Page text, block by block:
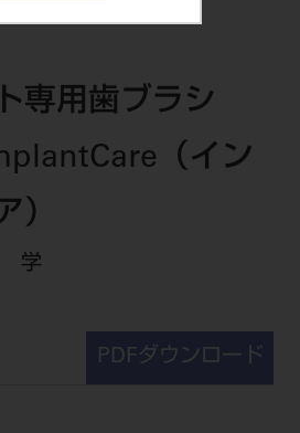
専用歯ブラシ
（イン
）
学
PDFダウンロード
ット関連
関連
器
探す
す
ポート
問い合わせ
イベント